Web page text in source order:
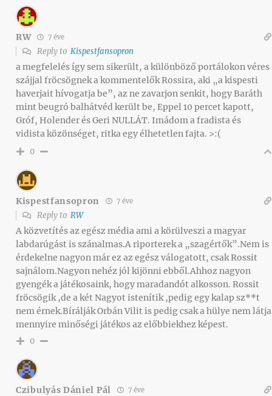
RW 7 éve
Reply to Kispestfansopron
a megfelelés így sem sikerült, a különböző portálokon véres
szájjal fröcsögnek a kommentelők Rossira, aki „a kispesti
haverjait hívogatja be”, az ne zavarjon senkit, hogy Baráth
mint beugró balhátvéd került be, Eppel 10 percet kapott,
Gróf, Holender és Geri NULLÁT. Imádom a fradista és
vidista közönséget, ritka egy élhetetlen fajta. >:(
0
Kispestfansopron 7 éve
Reply to RW
A közvetítés az egész média ami a körülveszi a magyar
labdarúgást is szánalmas.A riporterek a „szagértők”.Nem is
érdekelne nagyon már ez az egész válogatott, csak Rossit
sajnálom.Nagyon nehéz jól kijönni ebből.Ahhoz nagyon
gyengék a játékosaink, hogy maradandót alkosson. Rossit
fröcsögik ,de a két Nagyot istenítik ,pedig egy kalap sz**t
nem érnek.Bírálják Orbán Vilit is pedig csak a hülye nem látja
mennyire minőségi játékos az előbbiekhez képest.
0
Czibulyás Dániel Pál 7 éve